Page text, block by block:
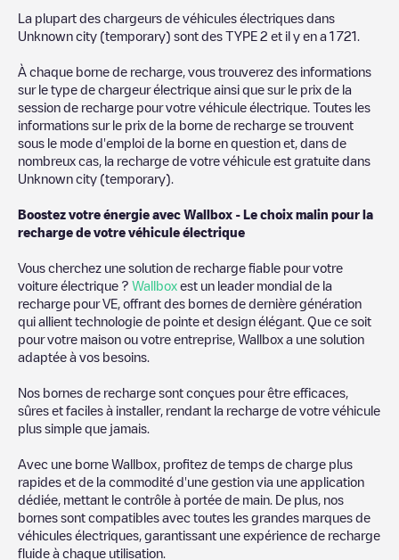
La plupart des chargeurs de véhicules électriques dans
Unknown city (temporary) sont des TYPE 2 et il y en a 1 721
À chaque borne de recharge, vous trouverez des informations
sur le type de chargeur électrique ainsi que sur le prix de la
session de recharge pour votre véhicule électrique. Toutes les
informations sur le prix de la borne de recharge se trouvent
sous le mode d'emploi de la borne en question et, dans de
nombreux cas, la recharge de votre véhicule est gratuite dans
Unknown city (temporary)
Boostez votre énergie avec Wallbox - Le choix malin pour la
recharge de votre véhicule électrique
Vous cherchez une solution de recharge fiable pour votre
voiture électrique ? Wallbox est un leader mondial de la
recharge pour VE, offrant des bornes de dernière génération
qui allient technologie de pointe et design élégant. Que ce soit
pour votre maison ou votre entreprise, Wallbox a une solution
adaptée à vos besoins.
Nos bornes de recharge sont conçues pour être efficaces,
sûres et faciles à installer, rendant la recharge de votre véhicule
plus simple que jamais.
Avec une borne Wallbox, profitez de temps de charge plus
rapides et de la commodité d'une gestion via une application
dédiée, mettant le contrôle à portée de main. De plus, nos
bornes sont compatibles avec toutes les grandes marques de
véhicules électriques, garantissant une expérience de recharge
fluide à chaque utilisation.